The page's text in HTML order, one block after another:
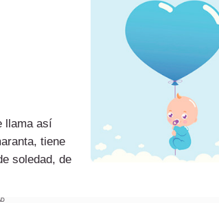
llama así
tiene
soledad, de